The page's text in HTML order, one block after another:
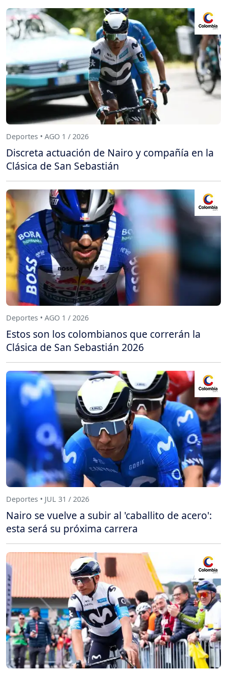
Deportes • AGO 1 / 2026
Discreta actuación de Nairo y compañía en la
Clásica de San Sebastián
Deportes • AGO 1 / 2026
Estos son los colombianos que correrán la
Clásica de San Sebastián 2026
Deportes • JUL 31 / 2026
Nairo se vuelve a subir al 'caballito de acero':
esta será su próxima carrera